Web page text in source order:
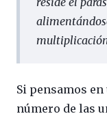
Si pensamos
número de las